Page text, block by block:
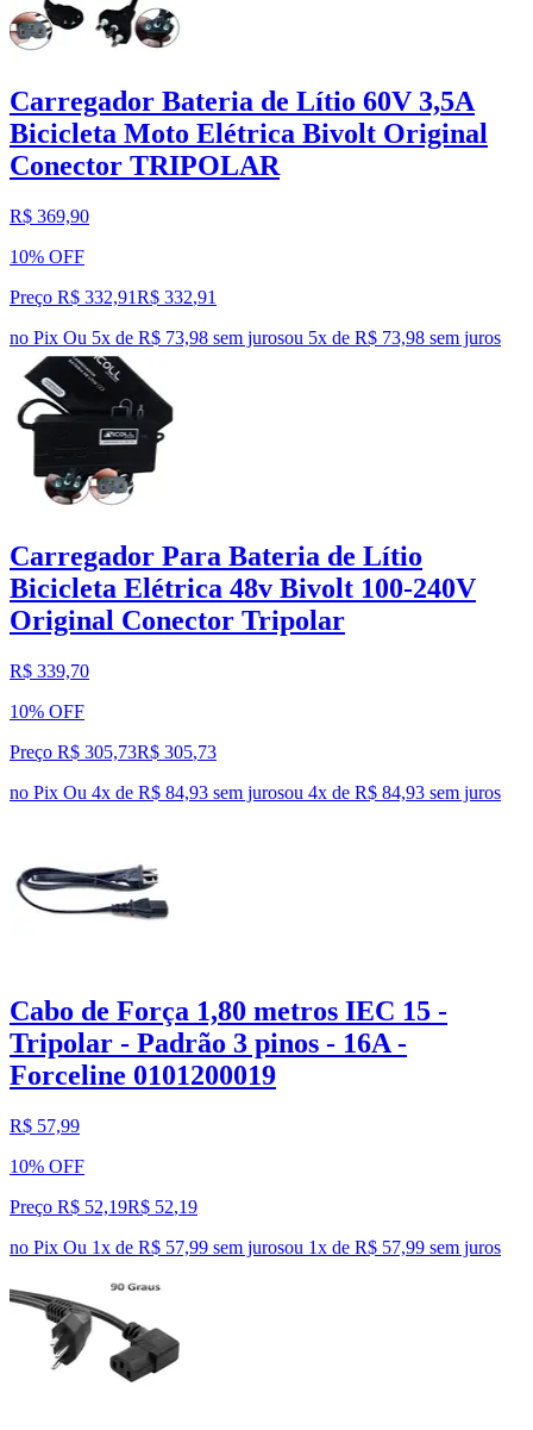
Carregador Bateria de Lítio 60V 3,5A
Bicicleta Moto Elétrica Bivolt Original
Conector TRIPOLAR
R$ 369,90
10% OFF
Preço R$ 332,91R$ 332,91
no Pix Ou 5x de R$ 73,98 sem jurosou 5x de R$ 73,98 sem juros
Carregador Para Bateria de Lítio
Bicicleta Elétrica 48v Bivolt 100-240V
Original Conector Tripolar
R$ 339,70
10% OFF
Preço R$ 305,73R$ 305,73
no Pix Ou 4x de R$ 84,93 sem jurosou 4x de R$ 84,93 sem juros
Cabo de Força 1,80 metros IEC 15 -
Tripolar - Padrão 3 pinos - 16A -
Forceline 0101200019
R$ 57,99
10% OFF
Preço R$ 52,19R$ 52,19
no Pix Ou 1x de R$ 57,99 sem jurosou 1x de R$ 57,99 sem juros